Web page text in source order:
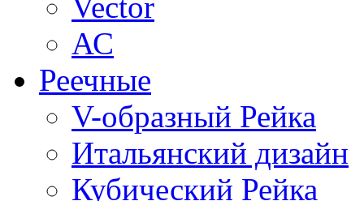
АС
Реечные
V-образный Рейка
Итальянский дизайн
Кубический Рейка